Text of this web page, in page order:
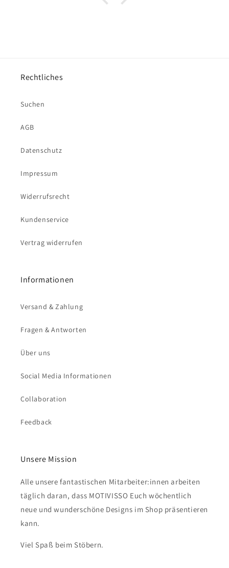
Rechtliches
Suchen
AGB
Datenschutz
Impressum
Widerrufsrecht
Kundenservice
Vertrag widerrufen
Informationen
Versand & Zahlung
Fragen & Antworten
Über uns
Social Media Informationen
Collaboration
Feedback
Unsere Mission
Alle unsere fantastischen Mitarbeiter:innen arbeiten
täglich daran, dass MOTIVISSO Euch wöchentlich
neue und wunderschöne Designs im Shop präsentieren
kann.
Viel Spaß beim Stöbern.